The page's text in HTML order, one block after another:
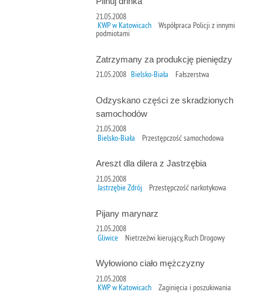
21.05.2008
KWP w Katowicach Współpraca Policji z innymi
podmiotami
Zatrzymany za produkcję pieniędzy
21.05.2008 Bielsko-Biała Fałszerstwa
Odzyskano części ze skradzionych
samochodów
21.05.2008
Bielsko-Biała Przestępczość samochodowa
Areszt dla dilera z Jastrzębia
21.05.2008
Jastrzębie Zdrój Przestępczość narkotykowa
Pijany marynarz
21.05.2008
Gliwice Nietrzeźwi kierujący, Ruch Drogowy
Wyłowiono ciało mężczyzny
21.05.2008
KWP w Katowicach Zaginięcia i poszukiwania